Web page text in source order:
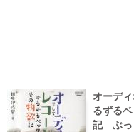
オーデ
るずる
記 ぶっ